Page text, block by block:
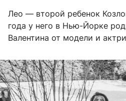
Лео — второй ребенок
года у него в Нью-Йорке
Валентина от модели и